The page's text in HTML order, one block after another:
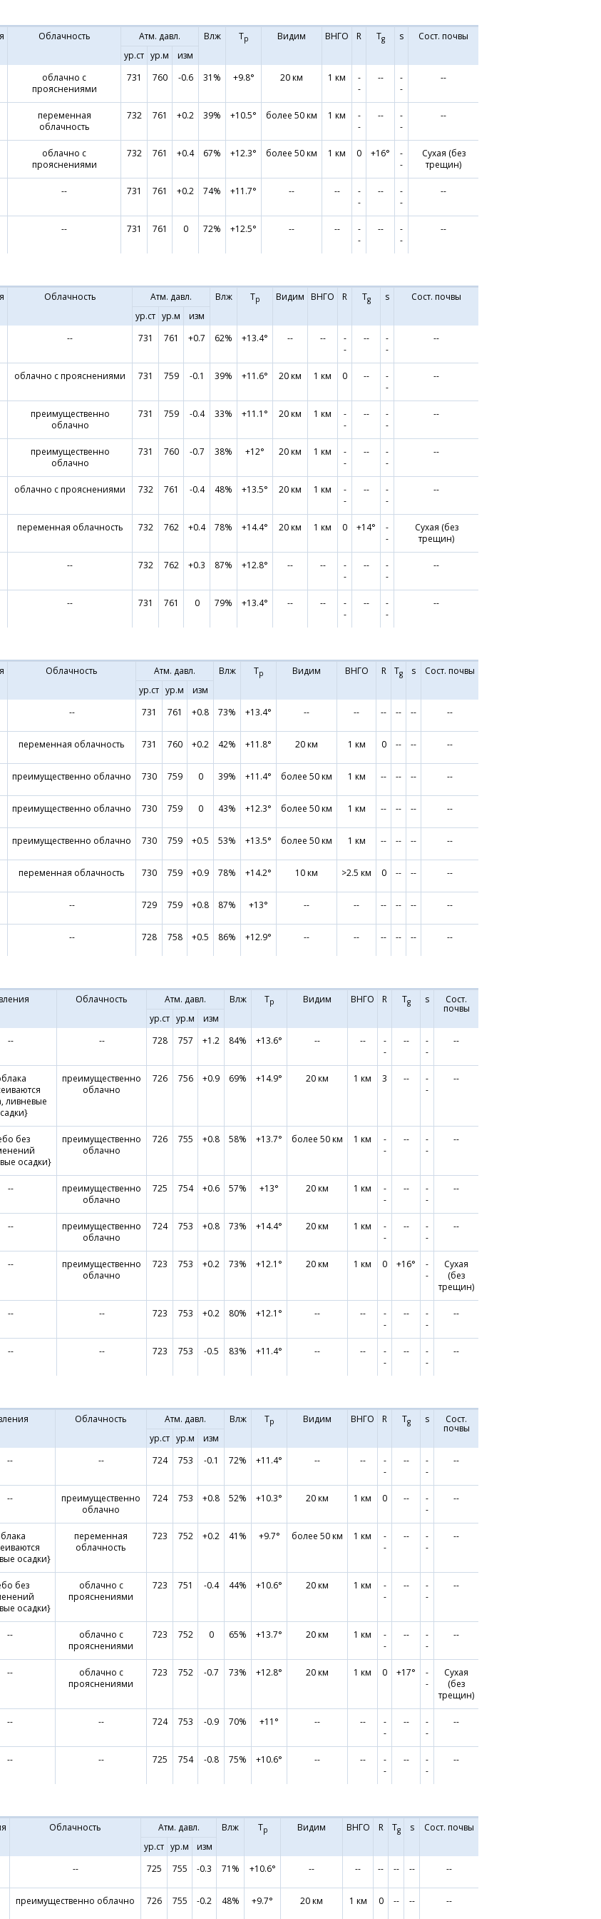
Облачность Атм. давл. Влж Тр Видим ВНГО R Tg s
Сост. почвы
ур.ст ур.м
изм
облачно с
прояснениями
731 760 -0.6 31% +9.8° 20 км 1 км
-
-
--
-
-
--
переменная
облачность
732 761 +0.2 39% +10.5° более 50 км 1 км
-
-
--
-
-
--
облачно с
прояснениями
732 761 +0.4 67% +12.3° более 50 км 1 км 0 +16°
-
-
Сухая (без
трещин)
-- 731 761 +0.2 74% +11.7° -- --
-
-
--
-
-
--
-- 731 761 0 72% +12.5° -- --
-
-
--
-
-
--
Облачность Атм. давл. Влж Тр Видим ВНГО R Tg s
Сост. почвы
ур.ст ур.м
изм
-- 731 761 +0.7 62% +13.4° -- --
-
-
--
-
-
--
облачно с прояснениями 731 759 -0.1 39% +11.6° 20 км 1 км 0 --
-
-
--
преимущественно
облачно
731 759 -0.4 33% +11.1° 20 км 1 км
-
-
--
-
-
--
преимущественно
облачно
731 760 -0.7 38% +12° 20 км 1 км
-
-
--
-
-
--
облачно с прояснениями 732 761 -0.4 48% +13.5° 20 км 1 км
-
-
--
-
-
--
переменная облачность 732 762 +0.4 78% +14.4° 20 км 1 км 0 +14°
-
-
Сухая (без
трещин)
-- 732 762 +0.3 87% +12.8° -- --
-
-
--
-
-
--
-- 731 761 0 79% +13.4° -- --
-
-
--
-
-
--
Облачность Атм. давл. Влж Тр Видим ВНГО R Tg s
Сост. почвы
ур.ст ур.м
изм
-- 731 761 +0.8 73% +13.4° -- -- -- -- -- --
переменная облачность 731 760 +0.2 42% +11.8° 20 км 1 км 0 -- -- --
преимущественно облачно 730 759 0 39% +11.4° более 50 км 1 км -- -- -- --
преимущественно облачно 730 759 0 43% +12.3° более 50 км 1 км -- -- -- --
преимущественно облачно 730 759 +0.5 53% +13.5° более 50 км 1 км -- -- -- --
переменная облачность 730 759 +0.9 78% +14.2° 10 км >2.5 км 0 -- -- --
-- 729 759 +0.8 87% +13° -- -- -- -- -- --
-- 728 758 +0.5 86% +12.9° -- -- -- -- -- --
Облачность Атм. давл. Влж Тр Видим ВНГО R Tg s Сост.
почвы
ур.ст ур.м
изм
-- -- 728 757 +1.2 84% +13.6° -- --
-
-
--
-
-
--
ливневые
преимущественно
облачно
726 756 +0.9 69% +14.9° 20 км 1 км 3 --
-
-
--
без
осадки}
преимущественно
облачно
726 755 +0.8 58% +13.7° более 50 км 1 км
-
-
--
-
-
--
--
преимущественно
облачно
725 754 +0.6 57% +13° 20 км 1 км
-
-
--
-
-
--
--
преимущественно
облачно
724 753 +0.8 73% +14.4° 20 км 1 км
-
-
--
-
-
--
--
преимущественно
облачно
723 753 +0.2 73% +12.1° 20 км 1 км 0 +16°
-
-
Сухая
(без
трещин)
-- -- 723 753 +0.2 80% +12.1° -- --
-
-
--
-
-
--
-- -- 723 753 -0.5 83% +11.4° -- --
-
-
--
-
-
--
Облачность Атм. давл. Влж Тр Видим ВНГО R Tg s Сост.
почвы
ур.ст ур.м
изм
-- -- 724 753 -0.1 72% +11.4° -- --
-
-
--
-
-
--
--
преимущественно
облачно
724 753 +0.8 52% +10.3° 20 км 1 км 0 --
-
-
--
осадки}
переменная
облачность
723 752 +0.2 41% +9.7° более 50 км 1 км
-
-
--
-
-
--
без
осадки}
облачно с
прояснениями
723 751 -0.4 44% +10.6° 20 км 1 км
-
-
--
-
-
--
--
облачно с
прояснениями
723 752 0 65% +13.7° 20 км 1 км
-
-
--
-
-
--
--
облачно с
прояснениями
723 752 -0.7 73% +12.8° 20 км 1 км 0 +17°
-
-
Сухая
(без
трещин)
-- -- 724 753 -0.9 70% +11° -- --
-
-
--
-
-
--
-- -- 725 754 -0.8 75% +10.6° -- --
-
-
--
-
-
--
Облачность Атм. давл. Влж Тр Видим ВНГО R Tg s
Сост. почвы
ур.ст ур.м
изм
-- 725 755 -0.3 71% +10.6° -- -- -- -- -- --
преимущественно облачно 726 755 -0.2 48% +9.7° 20 км 1 км 0 -- -- --